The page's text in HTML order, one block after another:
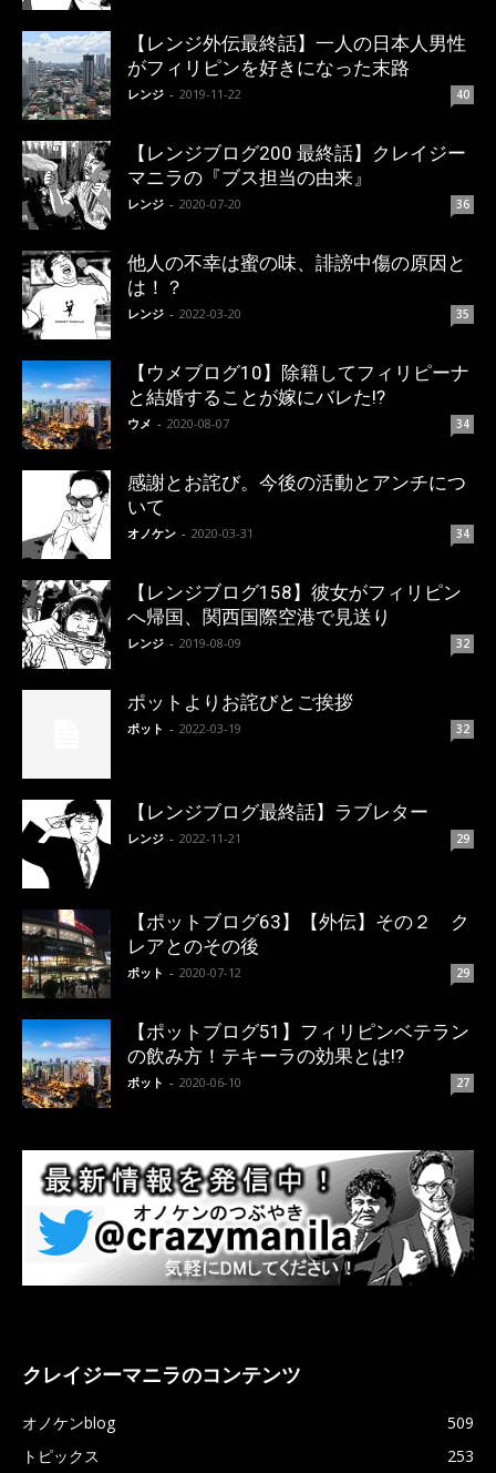
【レンジ外伝最終話】一人の日本人男性
がフィリピンを好きになった末路
レンジ - 2019-11-22 40
【レンジブログ200 最終話】クレイジー
マニラの『ブス担当の由来』
レンジ - 2020-07-20 36
他人の不幸は蜜の味、誹謗中傷の原因と
は！？
レンジ - 2022-03-20 35
【ウメブログ10】除籍してフィリピーナ
と結婚することが嫁にバレた!?
ウメ - 2020-08-07 34
感謝とお詫び。今後の活動とアンチにつ
いて
オノケン - 2020-03-31 34
【レンジブログ158】彼女がフィリピン
へ帰国、関西国際空港で見送り
レンジ - 2019-08-09 32
ポットよりお詫びとご挨拶
ポット - 2022-03-19 32
【レンジブログ最終話】ラブレター
レンジ - 2022-11-21 29
【ポットブログ63】【外伝】その２ ク
レアとのその後
ポット - 2020-07-12 29
【ポットブログ51】フィリピンベテラン
の飲み方！テキーラの効果とは!?
ポット - 2020-06-10 27
クレイジーマニラのコンテンツ
オノケンblog
509
トピックス
253